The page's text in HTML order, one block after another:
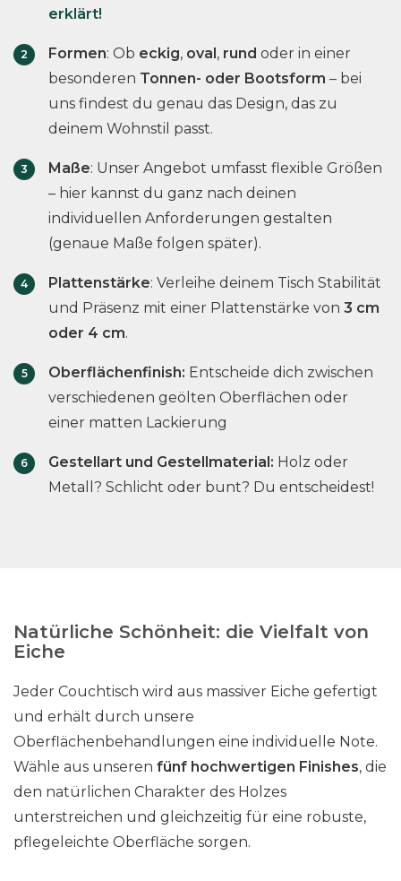
e
e
r
d
e
k
t
ä
h
w
e
e
n
k
t
s
t
e
w
ä
h
w
d
e
n
n
D
t
e
n
e
r
P
d
u
k
t
s
erklärt!
Formen: Ob eckig, oval, rund oder in einer
besonderen Tonnen- oder Bootsform – bei
uns findest du genau das Design, das zu
deinem Wohnstil passt.
Maße: Unser Angebot umfasst flexible Größen
– hier kannst du ganz nach deinen
individuellen Anforderungen gestalten
(genaue Maße folgen später).
Plattenstärke: Verleihe deinem Tisch Stabilität
und Präsenz mit einer Plattenstärke von 3 cm
oder 4 cm.
Oberflächenfinish: Entscheide dich zwischen
verschiedenen geölten Oberflächen oder
einer matten Lackierung
Gestellart und Gestellmaterial: Holz oder
Metall? Schlicht oder bunt? Du entscheidest!
Natürliche Schönheit: die Vielfalt von
Eiche
Jeder Couchtisch wird aus massiver Eiche gefertigt
und erhält durch unsere
Oberflächenbehandlungen eine individuelle Note.
Wähle aus unseren fünf hochwertigen Finishes, die
den natürlichen Charakter des Holzes
unterstreichen und gleichzeitig für eine robuste,
pflegeleichte Oberfläche sorgen.